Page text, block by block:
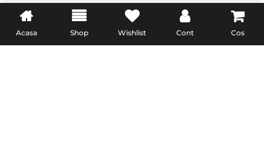
INFORMATII UTILE LEGAL
Acasa Shop Wishlist Cont Cos